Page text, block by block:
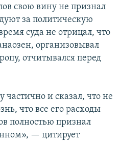
свою вину не признал
за политическую
суда не отрицал, что
организовывал
отчитывался перед
частично и сказал, что не
что все его расходы
полностью признал
— цитирует